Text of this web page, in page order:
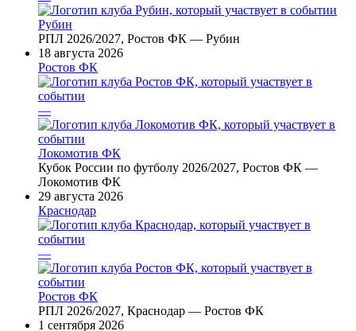
Рубин
РПЛ 2026/2027, Ростов ФК — Рубин
18 августа 2026
Ростов ФК
—
Локомотив ФК
Кубок России по футболу 2026/2027, Ростов ФК —
Локомотив ФК
29 августа 2026
Краснодар
—
Ростов ФК
РПЛ 2026/2027, Краснодар — Ростов ФК
1 сентября 2026